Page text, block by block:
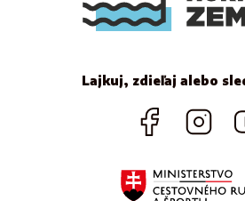
Lajkuj, zdieľaj alebo